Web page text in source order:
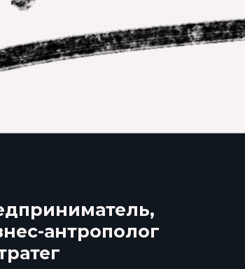
антрополог